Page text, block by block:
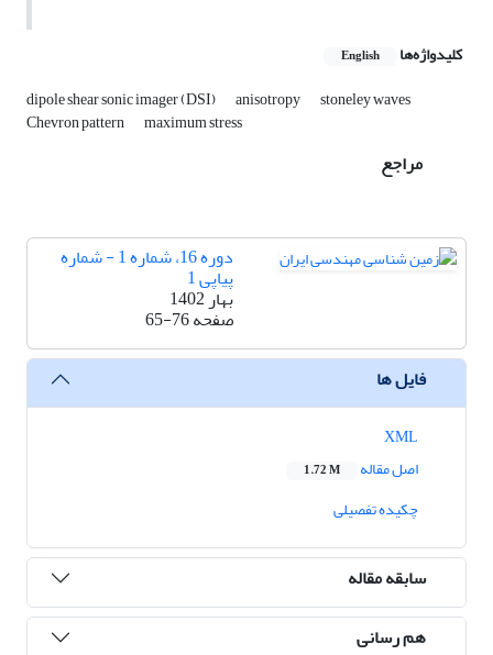
کلیدواژه‌ها English
dipole shear sonic imager (DSI) anisotropy stoneley waves
Chevron pattern maximum stress
مراجع
دوره 16، شماره 1 - شماره
پیاپی 1
بهار 1402
صفحه65-76
فایل ها
اصل مقاله
1.72 M
چکیده تفصیلی
سابقه مقاله
هم رسانی